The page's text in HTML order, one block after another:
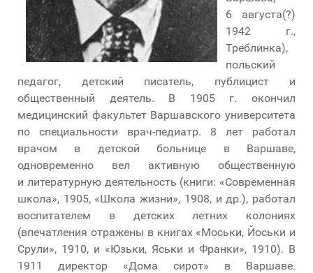
6 августа(?)
1942 г.,
Треблинка),
польский
педагог, детский писатель, публицист и
общественный деятель. В 1905 г. окончил
медицинский факультет Варшавского университета
по специальности врач-педиатр. 8 лет работал
врачом в детской больнице в Варшаве,
одновременно вел активную общественную
и литературную деятельность (книги: «Современная
школа», 1905, «Школа жизни», 1908, и др.), работал
воспитателем в детских летних колониях
(впечатления отражены в книгах «Моськи, Йоськи и
Срули», 1910, и «Юзьки, Яськи и Франки», 1910). В
1911 директор «Дома сирот» в Варшаве.